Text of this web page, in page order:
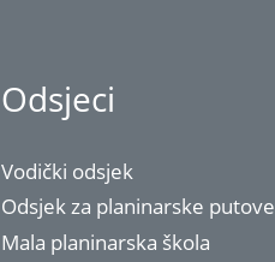
Odsjeci
Vodički odsjek
Odsjek za planinarske putove
Mala planinarska škola